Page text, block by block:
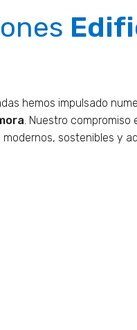
hemos impulsado
. Nuestro compromiso
sostenibles y